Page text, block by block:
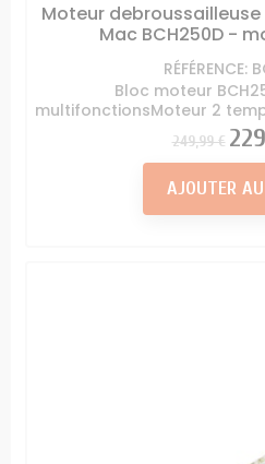
Moteur
Mac BCH250D -
RÉFÉRENCE:
Bloc moteur
multifonctionsMoteur 2
Prix
249,99 € Prix
AJOUTER